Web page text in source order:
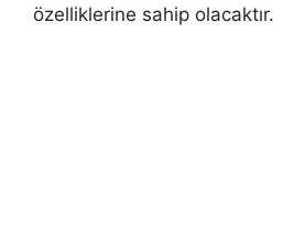
özelliklerine sahip olacaktır.